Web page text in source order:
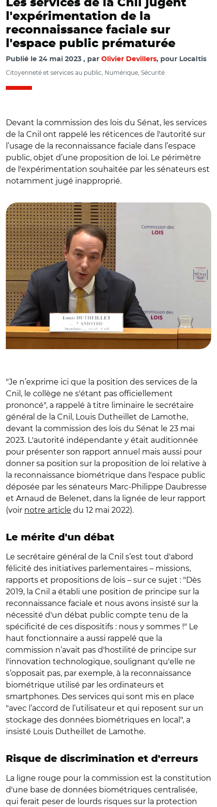
Les services de la Cnil jugent
l'expérimentation de la
reconnaissance faciale sur
l'espace public prématurée
Publié le 24 mai 2023 par Olivier Devillers, pour Localtis
Citoyenneté et services au public, Numérique, Sécurité
Devant la commission des lois du Sénat, les services
de la Cnil ont rappelé les réticences de l'autorité sur
l’usage de la reconnaissance faciale dans l’espace
public, objet d’une proposition de loi. Le périmètre
de l'expérimentation souhaitée par les sénateurs est
notamment jugé inapproprié.
© Capture vidéo Sénat/ Audition de Louis Dutheillet de
"Je n’exprime ici que la position des services de la
Cnil, le collège ne s'étant pas officiellement
prononcé", a rappelé à titre liminaire le secrétaire
général de la Cnil, Louis Dutheillet de Lamothe,
devant la commission des lois du Sénat le 23 mai
2023. L'autorité indépendante y était auditionnée
pour présenter son rapport annuel mais aussi pour
donner sa position sur la proposition de loi relative à
la reconnaissance biométrique dans l'espace public
déposée par les sénateurs Marc-Philippe Daubresse
et Arnaud de Belenet, dans la lignée de leur rapport
(voir notre article du 12 mai 2022).
Le mérite d'un débat
Le secrétaire général de la Cnil s’est tout d'abord
félicité des initiatives parlementaires – missions,
rapports et propositions de lois – sur ce sujet : "Dès
2019, la Cnil a établi une position de principe sur la
reconnaissance faciale et nous avons insisté sur la
nécessité d'un débat public compte tenu de la
spécificité de ces dispositifs : nous y sommes !" Le
haut fonctionnaire a aussi rappelé que la
commission n’avait pas d'hostilité de principe sur
l'innovation technologique, soulignant qu'elle ne
s’opposait pas, par exemple, à la reconnaissance
biométrique utilisé par les ordinateurs et
smartphones. Des services qui sont mis en place
"avec l’accord de l’utilisateur et qui reposent sur un
stockage des données biométriques en local", a
insisté Louis Dutheillet de Lamothe.
Risque de discrimination et d'erreurs
La ligne rouge pour la commission est la constitution
d'une base de données biométriques centralisée,
qui ferait peser de lourds risques sur la protection